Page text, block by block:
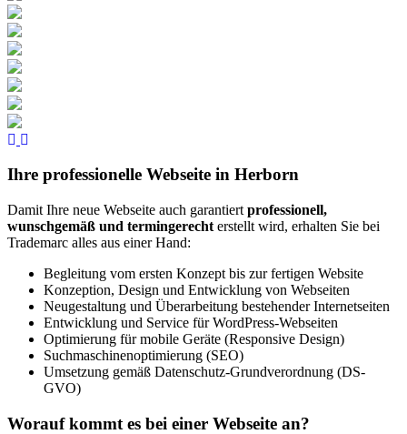
Ihre professionelle Webseite in Herborn
Damit Ihre neue Webseite auch garantiert professionell,
wunschgemäß und termingerecht erstellt wird, erhalten Sie bei
Trademarc alles aus einer Hand:
Begleitung vom ersten Konzept bis zur fertigen Website
Konzeption, Design und Entwicklung von Webseiten
Neugestaltung und Überarbeitung bestehender Internetseiten
Entwicklung und Service für WordPress-Webseiten
Optimierung für mobile Geräte (Responsive Design)
Suchmaschinenoptimierung (SEO)
Umsetzung gemäß Datenschutz-Grundverordnung (DS-
GVO)
Worauf kommt es bei einer Webseite an?